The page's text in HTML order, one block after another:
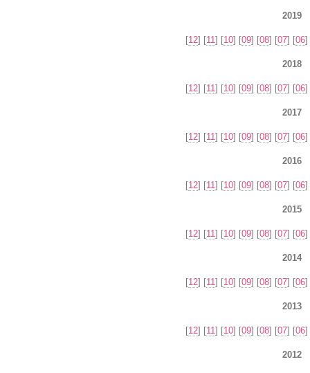
2019
[12] [11] [10] [09] [08] [07] [06]
2018
[12] [11] [10] [09] [08] [07] [06]
2017
[12] [11] [10] [09] [08] [07] [06]
2016
[12] [11] [10] [09] [08] [07] [06]
2015
[12] [11] [10] [09] [08] [07] [06]
2014
[12] [11] [10] [09] [08] [07] [06]
2013
[12] [11] [10] [09] [08] [07] [06]
2012